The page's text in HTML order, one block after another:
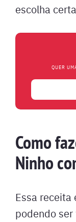
escolha
QUER
Como
Ninho
Essa receita
podendo